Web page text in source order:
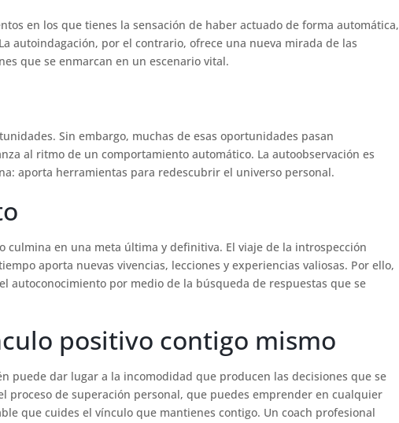
en los que tienes la sensación de haber actuado de forma automática,
autoindagación, por el contrario, ofrece una nueva mirada de las
que se enmarcan en un escenario vital.
Sin embargo, muchas de esas oportunidades pasan
al ritmo de un comportamiento automático. La autoobservación es
aporta herramientas para redescubrir el universo personal.
culmina en una meta última y definitiva. El viaje de la introspección
aporta nuevas vivencias, lecciones y experiencias valiosas. Por ello,
autoconocimiento por medio de la búsqueda de respuestas que se
positivo contigo mismo
puede dar lugar a la incomodidad que producen las decisiones que se
proceso de superación personal, que puedes emprender en cualquier
que cuides el vínculo que mantienes contigo. Un coach profesional